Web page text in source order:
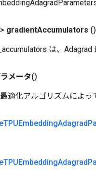
gradientAccumulators ()
は、
メータ()
適化アルゴリズムによ
TPUEmbeddingAdagrad
TPUEmbeddingAdagrad